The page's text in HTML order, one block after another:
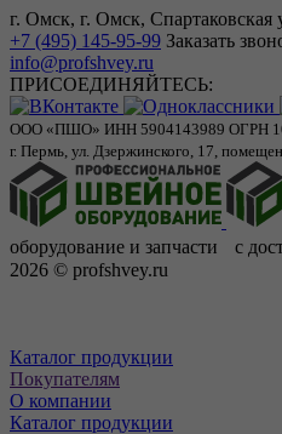
г. Омск, г. Омск, Спартаковская
+7 (495) 145-95-99 Заказать
info@profshvey.ru
ПРИСОЕДИНЯЙТЕСЬ:
ООО «ПШО» ИНН 5904143989 ОГРН
г. Пермь, ул. Дзержинского, 17,
оборудование и запчасти с
2026 © profshvey.ru
Каталог продукции
Покупателям
О компании
Каталог продукции